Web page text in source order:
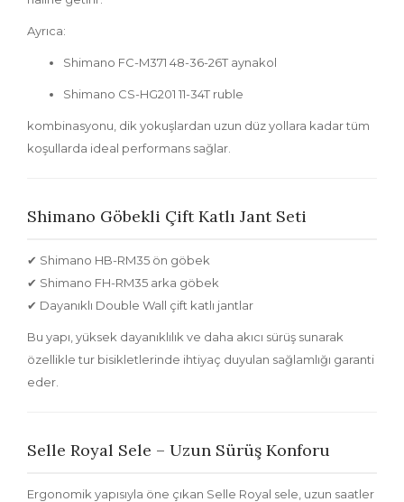
Ayrıca:
Shimano FC-M371 48-36-26T aynakol
Shimano CS-HG201 11-34T ruble
kombinasyonu, dik yokuşlardan uzun düz yollara kadar tüm
koşullarda ideal performans sağlar.
Shimano Göbekli Çift Katlı Jant Seti
✔ Shimano HB-RM35 ön göbek
✔ Shimano FH-RM35 arka göbek
✔ Dayanıklı Double Wall çift katlı jantlar
Bu yapı, yüksek dayanıklılık ve daha akıcı sürüş sunarak
özellikle tur bisikletlerinde ihtiyaç duyulan sağlamlığı garanti
eder.
Selle Royal Sele – Uzun Sürüş Konforu
Ergonomik yapısıyla öne çıkan Selle Royal sele , uzun saatler